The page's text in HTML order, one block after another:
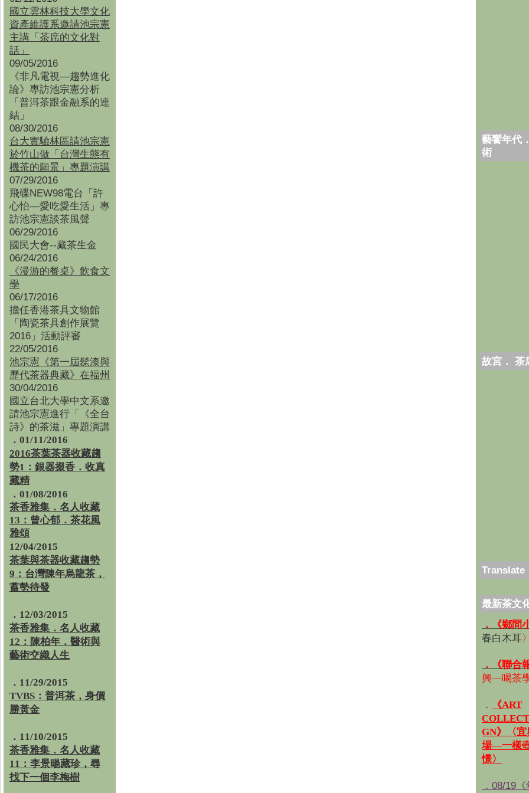
國立雲林科技大學文化
資產維護系邀請池宗憲
主講「茶席的文化對
話」
09/05/2016
《非凡電視—趨勢進化
論》專訪池宗憲分析
「普洱茶跟金融系的連
結」
08/30/2016
台大實驗林區請池宗憲
於竹山做「台灣生態有
機茶的願景」專題演講
07/29/2016
飛碟NEW98電台「許
心怡—愛吃愛生活」專
訪池宗憲談茶風聲
06/29/2016
國民大會--藏茶生金
06/24/2016
《漫游的餐桌》飲食文
學
06/17/2016
擔任香港茶具文物館
「陶瓷茶具創作展覽
2016」活動評審
22/05/2016
池宗憲《第一屆髹漆與
歷代茶器典藏》在福州
30/04/2016
國立台北大學中文系邀
請池宗憲進行「《全台
詩》的茶滋」專題演講
．01/11/2016
2016茶葉茶器收藏趨
勢1：銀器掇香．收真
藏精
．01/08/2016
茶香雅集 ． 名人收藏
13：曾心郁．茶花風
雅頌
12/04/2015
茶葉與茶器收藏趨勢
9：台灣陳年烏龍茶，
蓄勢待發
．12/03/2015
茶香雅集．名人收藏
12：陳柏年．醫術與
藝術交織人生
．11/29/2015
TVBS：普洱茶，身價
勝黃金
．11/10/2015
茶香雅集．名人收藏
11：李景暘藏珍，尋
找下一個李梅樹
藝饗年代
術
故宮． 茶
Translate
最新茶文
．《鄉間
春白木耳〉
．《聯合
興—喝茶
．
《ART
GN》〈
場—一樣
憬〉
．08/19